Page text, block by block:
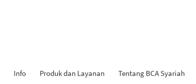
Info Produk dan Layanan Tentang BCA Syariah